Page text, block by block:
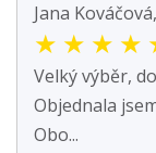
Jana
★ ★ ★ ★
Velký výběr,
Objednala
Obo...